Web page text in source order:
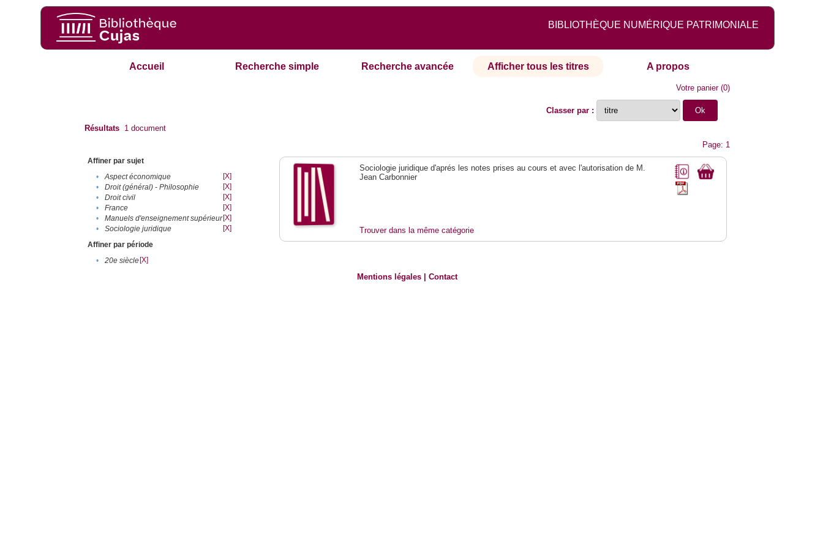
BIBLIOTHÈQUE NUMÉRIQUE PATRIMONIALE
Accueil Recherche simple Recherche avancée Afficher tous les titres A propos
Votre panier(0)
Classer par :
Résultats 1 document
Page: 1
Affiner par sujet
•
Aspect économique
[X]
•
Droit (général) - Philosophie
[X]
•
Droit civil
[X]
•
France
[X]
•
Manuels d'enseignement supérieur[X]
•
Sociologie juridique
[X]
Affiner par période
•
20e siècle[X]
Sociologie juridique d'aprés les notes prises au cours et avec l'autorisation de M.
Jean Carbonnier
Trouver dans la même catégorie
Mentions légales |Contact